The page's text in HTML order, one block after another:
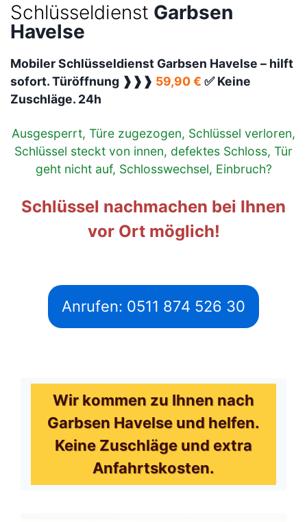
Schlüsseldienst Garbsen
Havelse
Mobiler Schlüsseldienst Garbsen Havelse – hilft
sofort. Türöffnung ❱❱❱ 59,90 € ✅ Keine
Zuschläge. 24h
Ausgesperrt, Türe zugezogen, Schlüssel verloren,
Schlüssel steckt von innen, defektes Schloss, Tür
geht nicht auf, Schlosswechsel, Einbruch?
Schlüssel nachmachen bei Ihnen
vor Ort möglich!
Anrufen: 0511 874 526 30
Wir kommen zu Ihnen nach
Garbsen Havelse und helfen.
Keine Zuschläge und extra
Anfahrtskosten.